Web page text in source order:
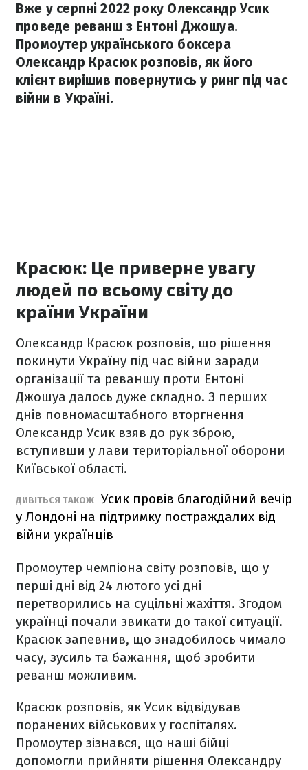
Вже у серпні 2022 року Олександр Усик
проведе реванш з Ентоні Джошуа.
Промоутер українського боксера
Олександр Красюк розповів, як його
клієнт вирішив повернутись у ринг під час
війни в Україні.
Красюк: Це приверне увагу
людей по всьому світу до
країни України
Олександр Красюк розповів, що рішення
покинути Україну під час війни заради
організації та реваншу проти Ентоні
Джошуа далось дуже складно. З перших
днів повномасштабного вторгнення
Олександр Усик взяв до рук зброю,
вступивши у лави територіальної оборони
Київської області.
ДИВІТЬСЯ ТАКОЖ
Усик провів благодійний вечір
у Лондоні на підтримку постраждалих від
війни українців
Промоутер чемпіона світу розповів, що у
перші дні від 24 лютого усі дні
перетворились на суцільні жахіття. Згодом
українці почали звикати до такої ситуації.
Красюк запевнив, що знадобилось чимало
часу, зусиль та бажання, щоб зробити
реванш можливим.
Красюк розповів, як Усик відвідував
поранених військових у госпіталях.
Промоутер зізнався, що наші бійці
допомогли прийняти рішення Олександру